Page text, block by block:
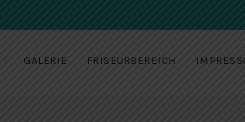
GALERIE FRISEURBEREICH